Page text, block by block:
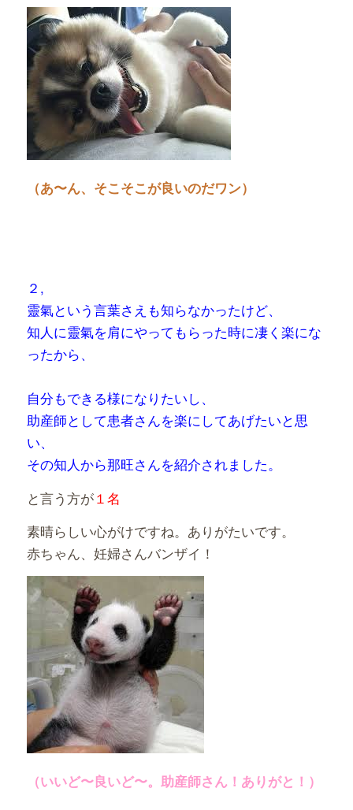
（あ〜ん、そこそこが良いのだワン）
２,
靈氣という言葉さえも知らなかったけど、
知人に靈氣を肩にやってもらった時に凄く楽にな
ったから、
自分もできる様になりたいし、
助産師として患者さんを楽にしてあげたいと思
い、
その知人から那旺さんを紹介されました。
と言う方が１名
素晴らしい心がけですね。ありがたいです。
赤ちゃん、妊婦さんバンザイ！
（いいど〜良いど〜。助産師さん！ありがと！）